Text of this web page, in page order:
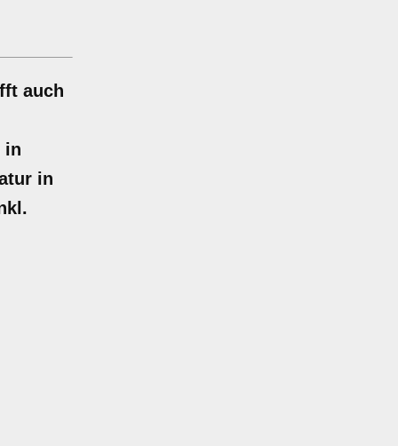
auch
in
in